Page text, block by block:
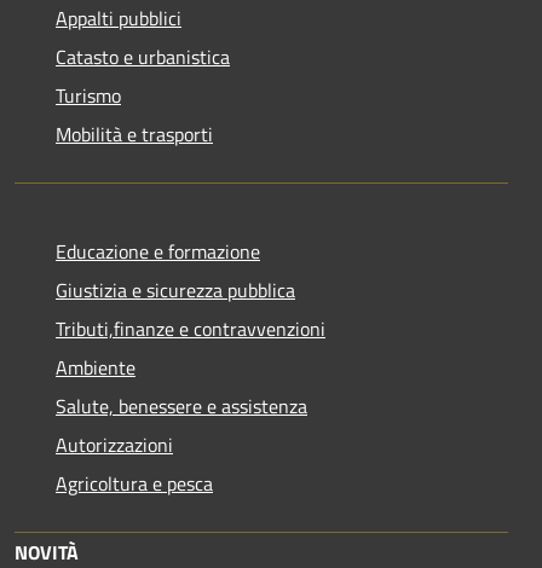
Appalti pubblici
Catasto e urbanistica
Turismo
Mobilità e trasporti
Educazione e formazione
Giustizia e sicurezza pubblica
Tributi,finanze e contravvenzioni
Ambiente
Salute, benessere e assistenza
Autorizzazioni
Agricoltura e pesca
NOVITÀ